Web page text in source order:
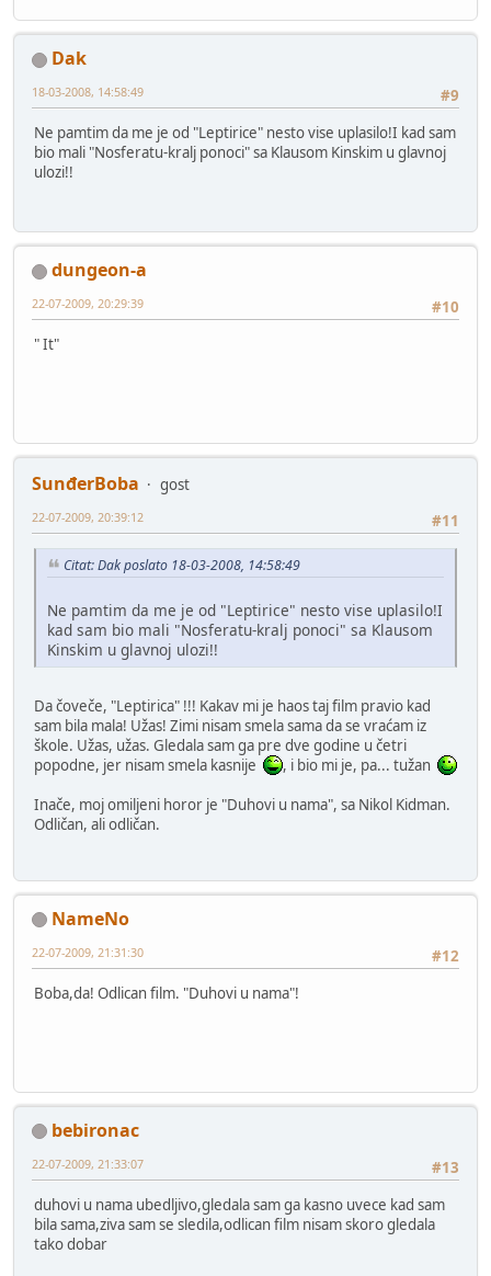
Dak
#9
18-03-2008, 14:58:49
Ne pamtim da me je od "Leptirice" nesto vise uplasilo!I kad sam
bio mali "Nosferatu-kralj ponoci" sa Klausom Kinskim u glavnoj
ulozi!!
dungeon-a
#10
22-07-2009, 20:29:39
" It"
SunđerBoba
gost
#11
22-07-2009, 20:39:12
Citat: Dak poslato 18-03-2008, 14:58:49
Ne pamtim da me je od "Leptirice" nesto vise uplasilo!I
kad sam bio mali "Nosferatu-kralj ponoci" sa Klausom
Kinskim u glavnoj ulozi!!
Da čoveče, "Leptirica" !!! Kakav mi je haos taj film pravio kad
sam bila mala! Užas! Zimi nisam smela sama da se vraćam iz
škole. Užas, užas. Gledala sam ga pre dve godine u četri
popodne, jer nisam smela kasnije
, i bio mi je, pa... tužan
Inače, moj omiljeni horor je "Duhovi u nama", sa Nikol Kidman.
Odličan, ali odličan.
NameNo
#12
22-07-2009, 21:31:30
Boba,da! Odlican film. "Duhovi u nama"!
bebironac
#13
22-07-2009, 21:33:07
duhovi u nama ubedljivo,gledala sam ga kasno uvece kad sam
bila sama,ziva sam se sledila,odlican film nisam skoro gledala
tako dobar